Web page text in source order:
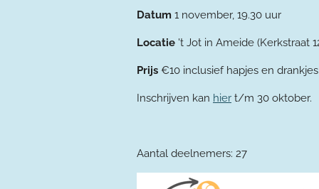
Datum 1 november, 19.30 uur
Locatie 't Jot in Ameide (Kerkstraat
Prijs €10 inclusief hapjes en drankjes
Inschrijven kan hier t/m 30 oktober.
Aantal deelnemers: 27